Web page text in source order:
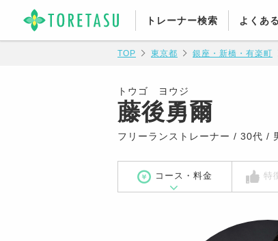
トレーナー検索 よくあ
TOP 東京都 銀座・新橋・有楽町
トウゴ ヨウジ
藤後勇爾
フリーランストレーナー / 30代 /
コース・料金 特